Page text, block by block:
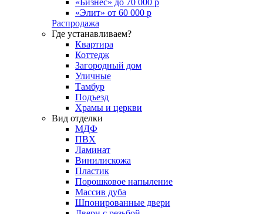
«Бизнес» до 70 000 р
«Элит» от 60 000 р
Распродажа
Где устанавливаем?
Квартира
Коттедж
Загородный дом
Уличные
Тамбур
Подъезд
Храмы и церкви
Вид отделки
МДФ
ПВХ
Ламинат
Винилискожа
Пластик
Порошковое напыление
Массив дуба
Шпонированные двери